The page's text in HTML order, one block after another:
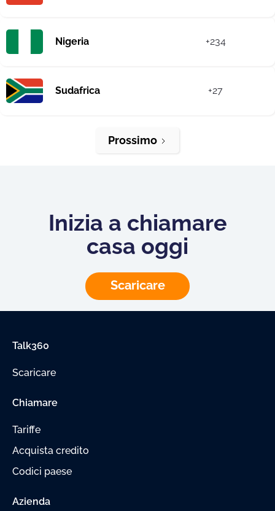
Nigeria +234
Sudafrica +27
Prossimo
Inizia a chiamare
casa oggi
Scaricare
Talk360
Scaricare
Chiamare
Tariffe
Acquista credito
Codici paese
Azienda